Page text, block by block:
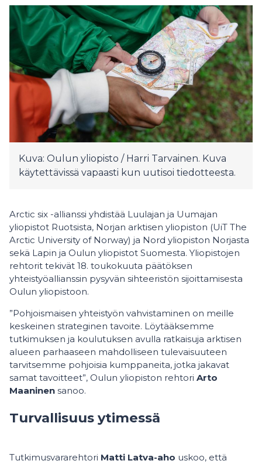
Kuva: Oulun yliopisto / Harri Tarvainen. Kuva
käytettävissä vapaasti kun uutisoi tiedotteesta.
Arctic six -allianssi yhdistää Luulajan ja Uumajan
yliopistot Ruotsista, Norjan arktisen yliopiston (UiT The
Arctic University of Norway) ja Nord yliopiston Norjasta
sekä Lapin ja Oulun yliopistot Suomesta. Yliopistojen
rehtorit tekivät 18. toukokuuta päätöksen
yhteistyöallianssin pysyvän sihteeristön sijoittamisesta
Oulun yliopistoon.
”Pohjoismaisen yhteistyön vahvistaminen on meille
keskeinen strateginen tavoite. Löytääksemme
tutkimuksen ja koulutuksen avulla ratkaisuja arktisen
alueen parhaaseen mahdolliseen tulevaisuuteen
tarvitsemme pohjoisia kumppaneita, jotka jakavat
samat tavoitteet”, Oulun yliopiston rehtori Arto
Maaninen sanoo.
Turvallisuus ytimessä
Tutkimusvararehtori Matti Latva-aho uskoo, että